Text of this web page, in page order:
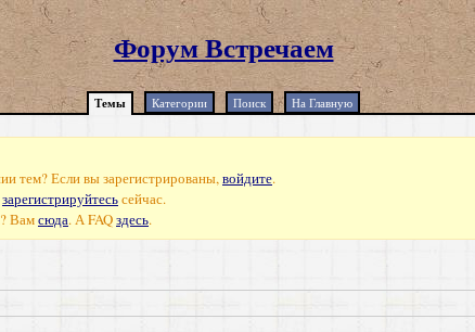
Форум Встречаем
Темы Категории Поиск На Главную
тем? Если вы зарегистрированы,войдите.
зарегистрируйтесьсейчас.
Вамсюда. А FAQздесь.